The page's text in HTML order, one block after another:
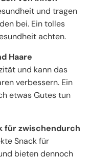
und tragen
bei. Ein tolles
achten.
Haare
und kann das
verbessern. Ein
etwas Gutes tun
für zwischendurch
Snack für
bieten dennoch